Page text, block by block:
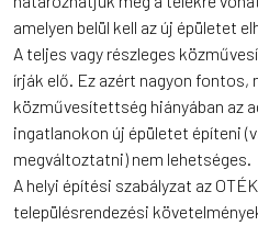
amelyen belül kell az új épületet
A teljes vagy részleges
írják elő. Ez azért nagyon fontos,
közművesítettség hiányában az
ingatlanokon új épületet építeni
megváltoztatni) nem lehetséges.
A helyi építési szabályzat az
településrendezési